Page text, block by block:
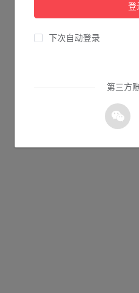
登
下次自动登录
第三方